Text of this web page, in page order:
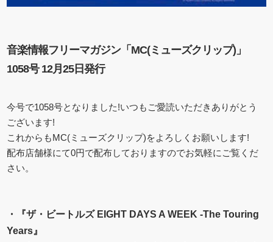
音楽情報フリーマガジン「MC(ミューズクリップ)」
1058号 12月25日発行
今号で1058号となりました!いつもご愛読いただきありがとう
ございます!
これからもMC(ミューズクリップ)をよろしくお願いします!
配布店舗様にて0円で配布しておりますのでお気軽にご覧くだ
さい。
・ 『ザ・ビートルズ EIGHT DAYS A WEEK -The Touring
Years』